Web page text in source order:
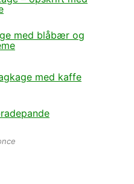
med blåbær og
med kaffe